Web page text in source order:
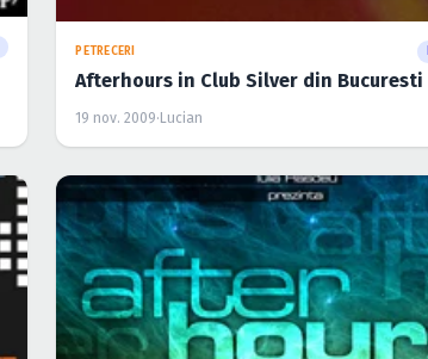
PETRECERI
Afterhours in Club Silver din Bucuresti
19 nov. 2009·Lucian